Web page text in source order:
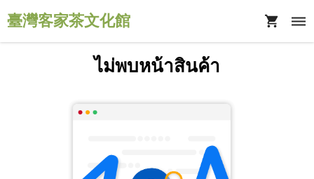
臺灣客家茶文化館
ไม่พบหน้าสินค้า